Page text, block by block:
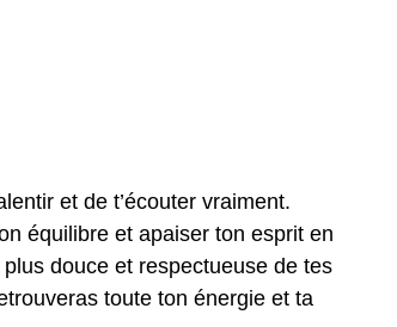
et de t’écouter vraiment.
équilibre et apaiser ton esprit en
douce et respectueuse de tes
toute ton énergie et ta